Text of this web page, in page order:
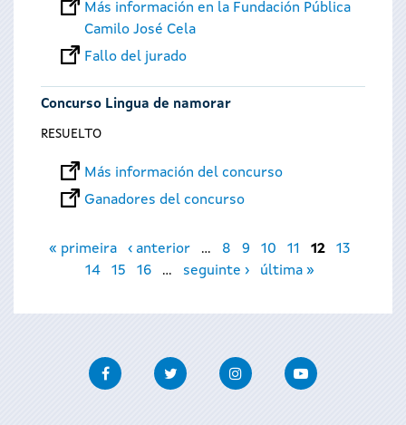
Más información en la Fundación Pública
Camilo José Cela
Fallo del jurado
Concurso Lingua de namorar
RESUELTO
Más información del concurso
Ganadores del concurso
Páginas
« primeira ‹ anterior … 8 9 10 11 12
13
14
15 16 … seguinte › última »
FacebookTwitter InstagramYoutube